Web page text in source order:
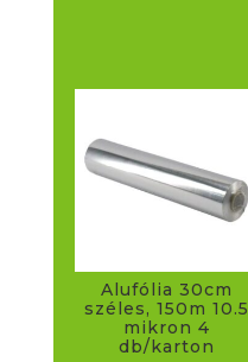
Alufólia 30cm
széles, 150m 10.5
mikron 4
db/karton